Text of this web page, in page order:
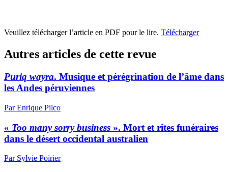
Veuillez télécharger l’article en PDF pour le lire. Télécharger
Autres articles de cette revue
Puriq wayra. Musique et pérégrination de l’âme dans
les Andes péruviennes
Par Enrique Pilco
« Too many sorry business ». Mort et rites funéraires
dans le désert occidental australien
Par Sylvie Poirier